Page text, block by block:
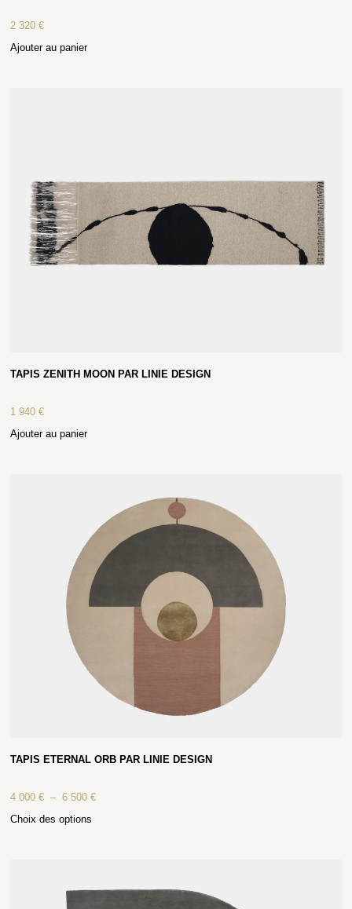
2 320€
Ajouter au panier
TAPIS ZENITH MOON PAR LINIE DESIGN
1 940€
Ajouter au panier
TAPIS ETERNAL ORB PAR LINIE DESIGN
4 000€ – 6 500€
Choix des options